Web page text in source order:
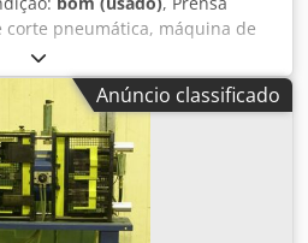
pneumática, máquina de
de corte, máquina de corte
máquina de
de rebaixamento,
Djdpfx Aksgurw Ejqswa -
de corte multifuncional -
pneumaticamente, com
ver fotos -Dimensões:
kg
Anúncio classificado